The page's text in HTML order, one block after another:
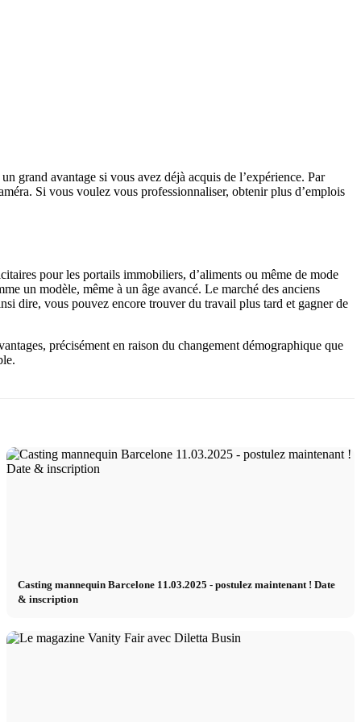
grand avantage si vous avez déjà acquis de l’expérience. Par
Si vous voulez vous professionnaliser, obtenir plus d’emplois
pour les portails immobiliers, d’aliments ou même de mode
un modèle, même à un âge avancé. Le marché des anciens
dire, vous pouvez encore trouver du travail plus tard et gagner de
précisément en raison du changement démographique que
Casting mannequin Barcelone 11.03.2025 - postulez maintenant ! Date
& inscription